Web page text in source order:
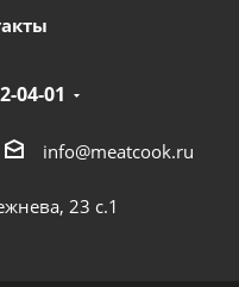
04-01
info@meatcook.ru
23 с.1